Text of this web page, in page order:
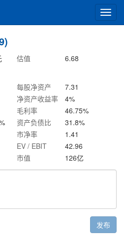
切
换
估值
6.68
每股净资产
7.31
净资产收益率 4%
毛利率 46.75%
资产负债比 31.8%
市净率
1.41
EV / EBIT
42.96
市值 126亿
发布